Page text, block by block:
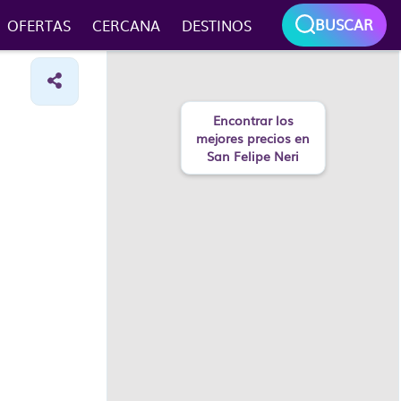
OFERTAS CERCANA DESTINOS BUSCAR
Encontrar los
mejores precios en
San Felipe Neri